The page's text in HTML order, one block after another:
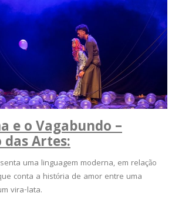
e o Vagabundo –
Artes:
uma linguagem moderna, em relação
conta a história de amor entre uma
vira-lata.